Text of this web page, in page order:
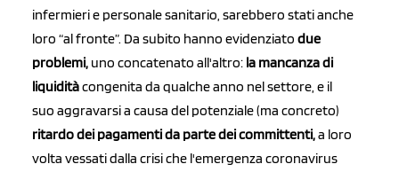
infermieri e personale sanitario, sarebbero stati anche
loro “al fronte”. Da subito hanno evidenziato due
problemi, uno concatenato all'altro: la mancanza di
liquiditàcongenita da qualche anno nel settore, e il
suo aggravarsi a causa del potenziale (ma concreto)
ritardo dei pagamenti da parte dei committenti,a loro
volta vessati dalla crisi che l'emergenza coronavirus